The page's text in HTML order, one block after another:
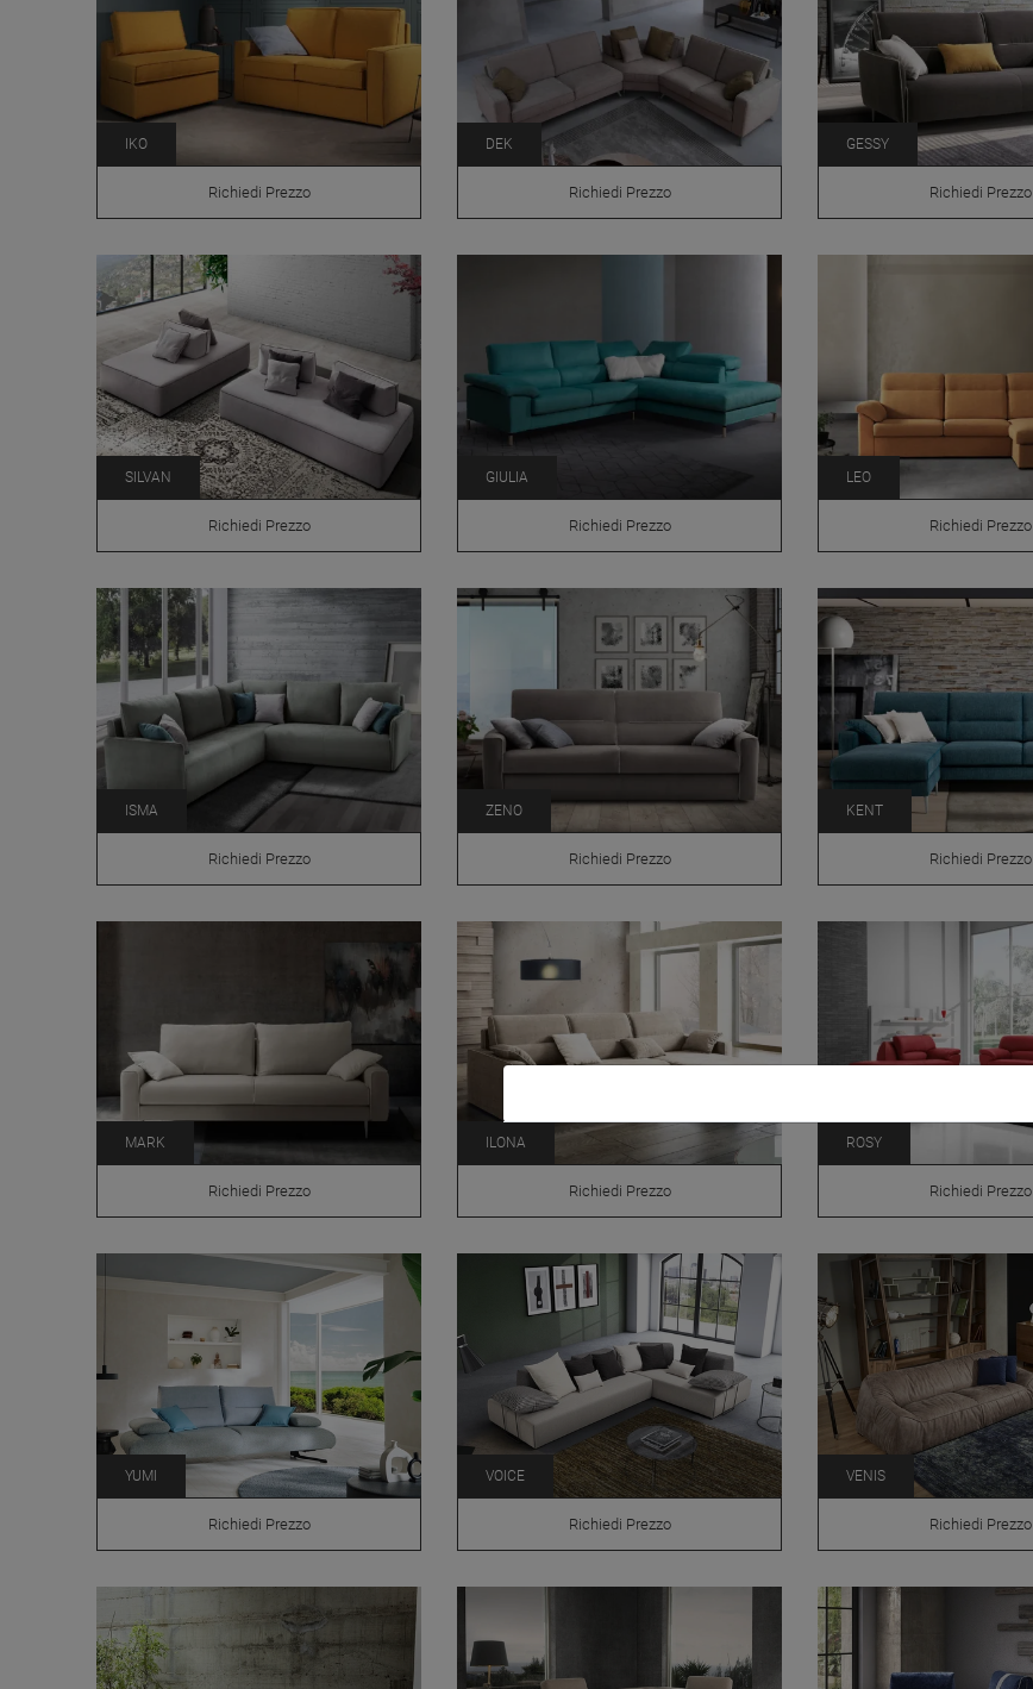
IKO
Richiedi Prezzo
DEK
Richiedi Prezzo
GESSY
Richiedi Prezzo
SILVAN
Richiedi Prezzo
GIULIA
Richiedi Prezzo
LEO
Richiedi Prezzo
ISMA
Richiedi Prezzo
ZENO
Richiedi Prezzo
KENT
Richiedi Prezzo
MARK
Richiedi Prezzo
ILONA
Richiedi Prezzo
ROSY
Richiedi Prezzo
YUMI
Richiedi Prezzo
VOICE
Richiedi Prezzo
VENIS
Richiedi Prezzo